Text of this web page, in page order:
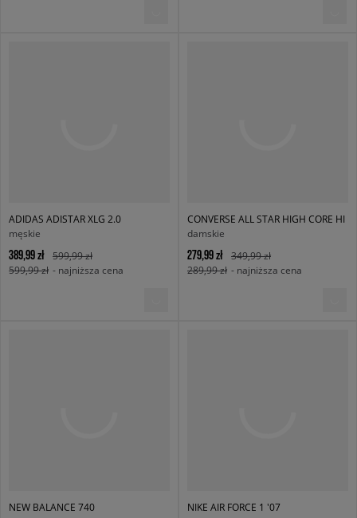
ADIDAS ADISTAR XLG 2.0
męskie
389,99 zł
599,99 zł
599,99 zł - najniższa cena
CONVERSE ALL STAR HIGH CORE HI
damskie
279,99 zł
349,99 zł
289,99 zł - najniższa cena
NEW BALANCE 740
NIKE AIR FORCE 1 '07